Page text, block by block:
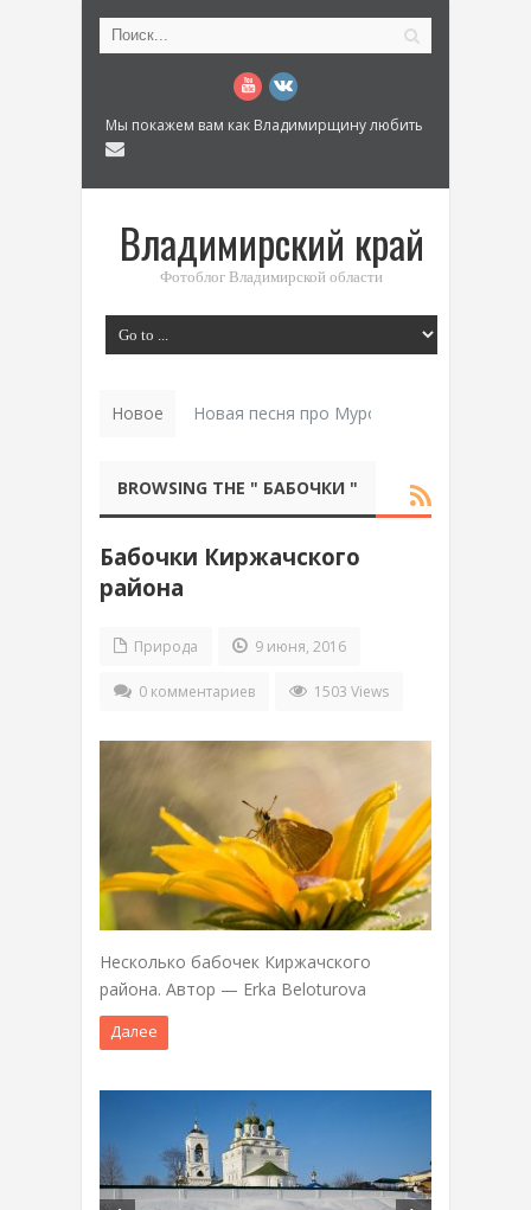
Мы покажем вам как Владимирщину любить
Владимирский край
Фотоблог Владимирской области
Новое Новая песня про Муром: «Былинный
BROWSING THE " БАБОЧКИ "
Бабочки Киржачского
района
Природа 9 июня, 2016
0 комментариев 1503 Views
Несколько бабочек Киржачского
района. Автор — Erka Beloturova
Далее